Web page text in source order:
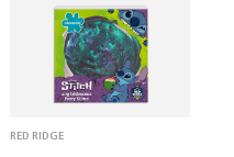
RED RIDGE